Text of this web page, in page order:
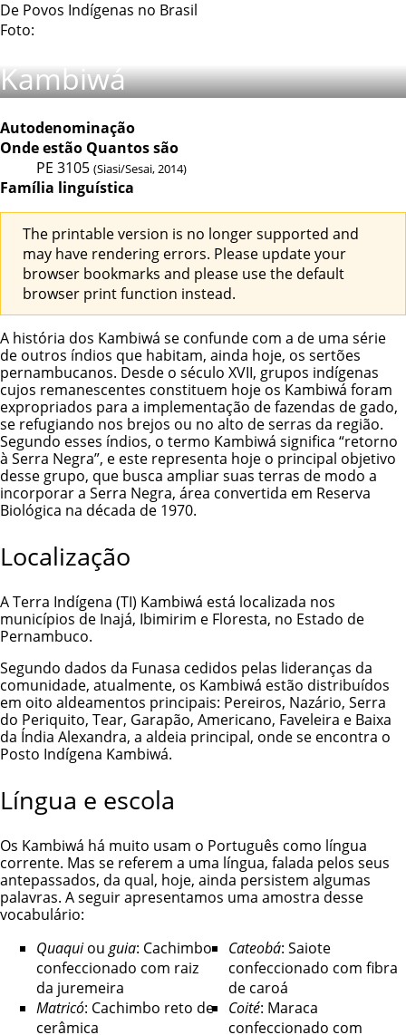
De Povos Indígenas no Brasil
Foto:
Kambiwá
Autodenominação
Onde estão Quantos são
PE 3105 (Siasi/Sesai, 2014)
Família linguística
The printable version is no longer supported and
may have rendering errors. Please update your
browser bookmarks and please use the default
browser print function instead.
A história dos Kambiwá se confunde com a de uma série
de outros índios que habitam, ainda hoje, os sertões
pernambucanos. Desde o século XVII, grupos indígenas
cujos remanescentes constituem hoje os Kambiwá foram
expropriados para a implementação de fazendas de gado,
se refugiando nos brejos ou no alto de serras da região.
Segundo esses índios, o termo Kambiwá significa “retorno
à Serra Negra”, e este representa hoje o principal objetivo
desse grupo, que busca ampliar suas terras de modo a
incorporar a Serra Negra, área convertida em Reserva
Biológica na década de 1970.
Localização
ATerra Indígena (TI) Kambiwá está localizada nos
municípios de Inajá, Ibimirim e Floresta, no Estado de
Pernambuco.
Segundo dados da Funasa cedidos pelas lideranças da
comunidade, atualmente, os Kambiwá estão distribuídos
em oito aldeamentos principais: Pereiros, Nazário, Serra
do Periquito, Tear, Garapão, Americano, Faveleira e Baixa
da Índia Alexandra, a aldeia principal, onde se encontra o
Posto Indígena Kambiwá.
Língua e escola
Os Kambiwá há muito usam o Português como língua
corrente. Mas se referem a uma língua, falada pelos seus
antepassados, da qual, hoje, ainda persistem algumas
palavras. A seguir apresentamos uma amostra desse
vocabulário:
Quaquiou guia: Cachimbo
confeccionado com raiz
da juremeira
Matricó: Cachimbo reto de
cerâmica
Cateobá: Saiote
confeccionado com fibra
de caroá
Coité: Maraca
confeccionado com